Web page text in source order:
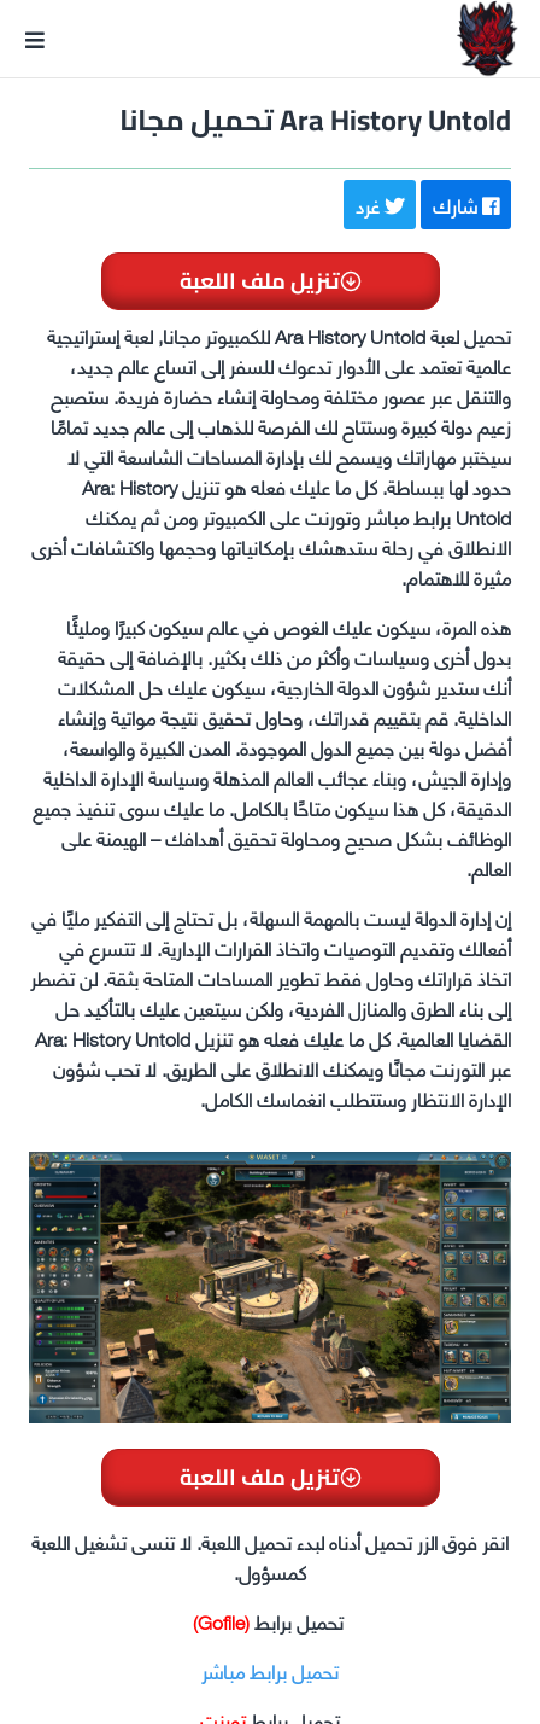
Ara History Untold تحميل مجانا
شارك غرد
تنزيل ملف اللعبة
تحميل لعبة Ara History Untold للكمبيوتر مجانا, لعبة إستراتيجية
عالمية تعتمد على الأدوار تدعوك للسفر إلى اتساع عالم جديد،
والتنقل عبر عصور مختلفة ومحاولة إنشاء حضارة فريدة. ستصبح
زعيم دولة كبيرة وستتاح لك الفرصة للذهاب إلى عالم جديد تمامًا
سيختبر مهاراتك ويسمح لك بإدارة المساحات الشاسعة التي لا
حدود لها ببساطة. كل ما عليك فعله هو تنزيل Ara: History
Untold برابط مباشر وتورنت على الكمبيوتر ومن ثم يمكنك
الانطلاق في رحلة ستدهشك بإمكانياتها وحجمها واكتشافات أخرى
مثيرة للاهتمام.
هذه المرة، سيكون عليك الغوص في عالم سيكون كبيرًا ومليئًا
بدول أخرى وسياسات وأكثر من ذلك بكثير. بالإضافة إلى حقيقة
أنك ستدير شؤون الدولة الخارجية، سيكون عليك حل المشكلات
الداخلية. قم بتقييم قدراتك، وحاول تحقيق نتيجة مواتية وإنشاء
أفضل دولة بين جميع الدول الموجودة. المدن الكبيرة والواسعة،
وإدارة الجيش، وبناء عجائب العالم المذهلة وسياسة الإدارة الداخلية
الدقيقة، كل هذا سيكون متاحًا بالكامل. ما عليك سوى تنفيذ جميع
الوظائف بشكل صحيح ومحاولة تحقيق أهدافك – الهيمنة على
العالم.
إن إدارة الدولة ليست بالمهمة السهلة، بل تحتاج إلى التفكير مليًا في
أفعالك وتقديم التوصيات واتخاذ القرارات الإدارية. لا تتسرع في
اتخاذ قراراتك وحاول فقط تطوير المساحات المتاحة بثقة. لن تضطر
إلى بناء الطرق والمنازل الفردية، ولكن سيتعين عليك بالتأكيد حل
القضايا العالمية. كل ما عليك فعله هو تنزيل Ara: History Untold
عبر التورنت مجانًا ويمكنك الانطلاق على الطريق. لا تحب شؤون
الإدارة الانتظار وستتطلب انغماسك الكامل.
تنزيل ملف اللعبة
انقر فوق الزر تحميل أدناه لبدء تحميل اللعبة. لا تنسى تشغيل اللعبة
كمسؤول.
تحميل برابط(Gofile)
تحميل برابط مباشر